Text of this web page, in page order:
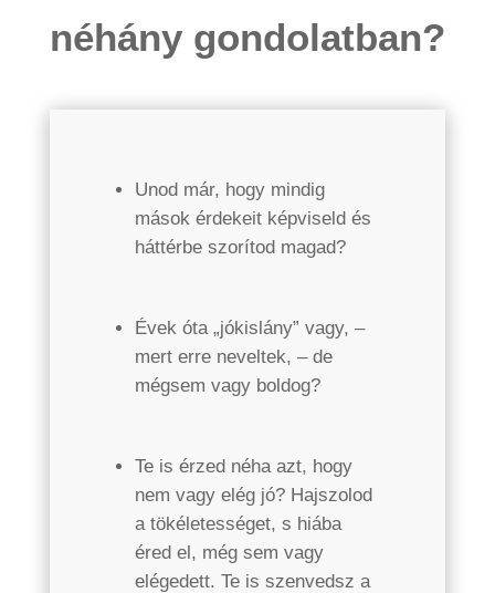
néhány gondolatban?
Unod már, hogy mindig
mások érdekeit képviseld és
háttérbe szorítod magad?
Évek óta „jókislány” vagy, –
mert erre neveltek, – de
mégsem vagy boldog?
Te is érzed néha azt, hogy
nem vagy elég jó? Hajszolod
a tökéletességet, s hiába
éred el, még sem vagy
elégedett. Te is szenvedsz a